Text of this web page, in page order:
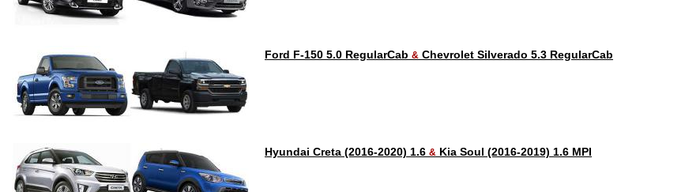
Ford F-150 5.0 RegularCab & Chevrolet Silverado 5.3 RegularCab
Hyundai Creta (2016-2020) 1.6 & Kia Soul (2016-2019) 1.6 MPI